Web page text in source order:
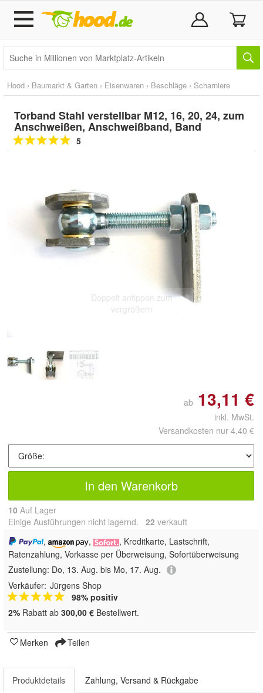
Hood › Baumarkt & Garten › Eisenwaren › Beschläge › Scharniere
Torband Stahl verstellbar M12, 16, 20, 24, zum
Anschweißen, Anschweißband, Band
5
Doppelt antippen zum
vergrößern
ab 13,11 €
inkl. MwSt.
Versandkosten nur 4,40 €
In den Warenkorb
10 Auf Lager
Einige Ausführungen nicht lagernd. 22 verkauft
,
,
, Kreditkarte, Lastschrift,
Ratenzahlung, Vorkasse per Überweisung, Sofortüberweisung
Zustellung: Do, 13. Aug. bis Mo, 17. Aug.
Verkäufer: Jürgens Shop
98% positiv
2% Rabatt ab 300,00 € Bestellwert.
Merken Teilen
Produktdetails Zahlung, Versand & Rückgabe